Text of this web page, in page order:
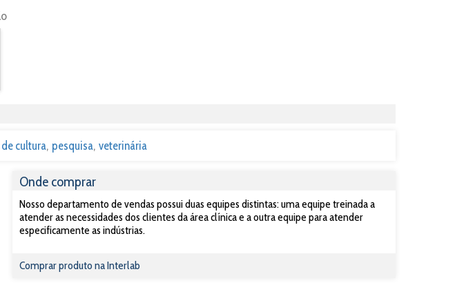
cultura pesquisa veterinária
Onde comprar
Nosso departamento de vendas possui duas equipes distintas: uma equipe treinada a
atender as necessidades dos clientes da área clínica e a outra equipe para atender
especificamente as indústrias.
Comprar produto na Interlab